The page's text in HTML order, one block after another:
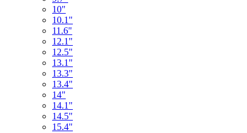
10"
10.1"
11.6"
12.1"
12.5"
13.1"
13.3"
13.4"
14"
14.1"
14.5"
15.4"